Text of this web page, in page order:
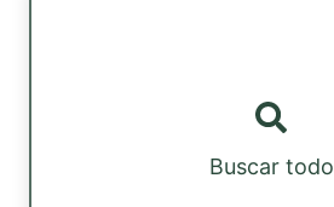
Buscar todo